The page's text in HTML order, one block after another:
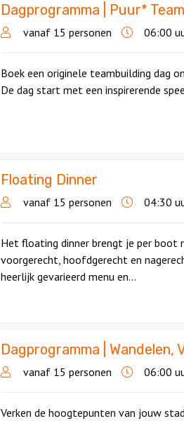
Dagprogramma | Puur*
vanaf 15 personen 06:00
Boek een originele teambuilding dag
De dag start met een inspirerende
Floating Dinner
vanaf 15 personen 04:30
Het floating dinner brengt je per boot
voorgerecht, hoofdgerecht en
heerlijk gevarieerd menu en...
Dagprogramma | Wandelen,
vanaf 15 personen 06:00
Verken de hoogtepunten van jouw